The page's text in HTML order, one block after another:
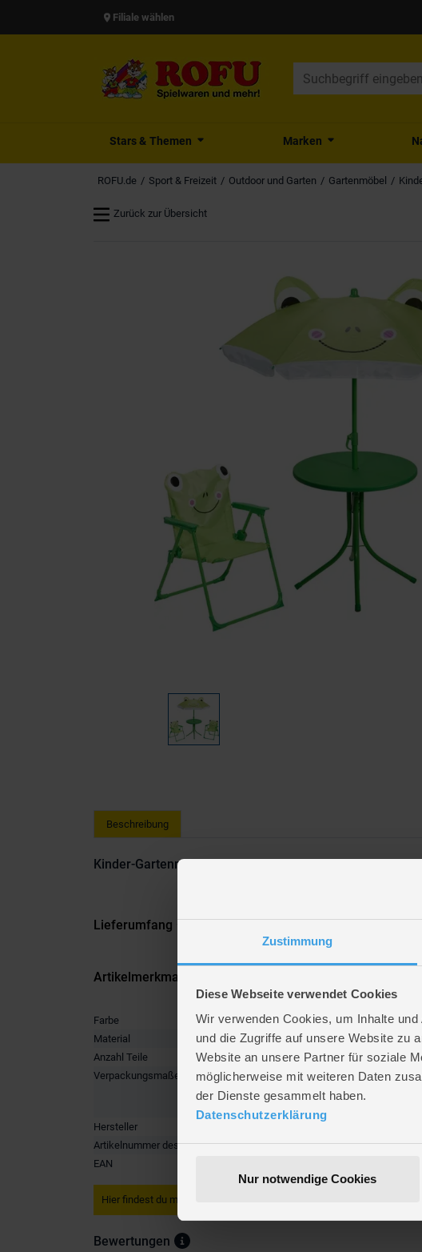
Zustimmung
Diese Webseite verwendet Cookies
Wir verwenden Cookies, um Inhalte
und die Zugriffe auf unsere Website zu
Website an unsere Partner für soziale
möglicherweise mit weiteren Daten
der Dienste gesammelt haben.
Datenschutzerklärung
Nur notwendige Cookies
Filiale wählen
Stars & Themen Marken
ROFU.de Sport & Freizeit Outdoor und Garten Gartenmöbel
Zurück zur Übersicht
Beschreibung
Kinder-Gartenmöbel Set
Lieferumfang
Artikelmerkmale
Farbe
grün
Material
Polyester
Anzahl Teile
4
Verpackungsmaße
Länge ca. 76,2 cm
Breite ca. 51,1 cm
Hersteller
Artikelnummer des Herstellers
FF1000110
EAN
Hier findest du mehr
Bewertungen